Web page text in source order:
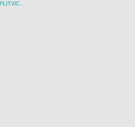
BUSZOS UTAZÁS A PLITVICEI-TAVAK NEMZETI PARKBA - BUDAPEST, BUSZ